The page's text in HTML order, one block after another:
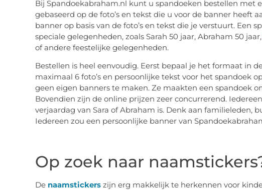
Bij Spandoekabraham.nl kunt u spandoeken bestellen met
gebaseerd op de foto’s en tekst die u voor de banner heeft
banner op basis van de foto’s en tekst die je verstuurt. Een
speciale gelegenheden, zoals Sarah 50 jaar, Abraham 50 jaar,
of andere feestelijke gelegenheden.
Bestellen is heel eenvoudig. Eerst bepaal je het formaat in
maximaal 6 foto’s en persoonlijke tekst voor het spandoek
geen eigen banners te maken. Ze maakten een spandoek
Bovendien zijn de online prijzen zeer concurrerend.
verjaardag van Sara of Abraham is. Denk aan familieleden,
Iedereen zou een persoonlijke banner van
Op zoek naar
De naamstickerszijn erg makkelijk te herkennen voor